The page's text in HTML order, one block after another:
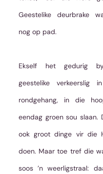
Geestelike deurbrake
nog op pad.
Ekself het gedurig
geestelike verkeerslig
rondgehang, in die
eendag groen sou slaan.
ook groot dinge vir die
doen. Maar toe tref die
soos ’n weerligstraal: